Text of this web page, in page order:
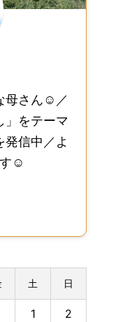
母さん☺︎／
」をテーマ
発信中／よ
☺︎
土 日
1 2